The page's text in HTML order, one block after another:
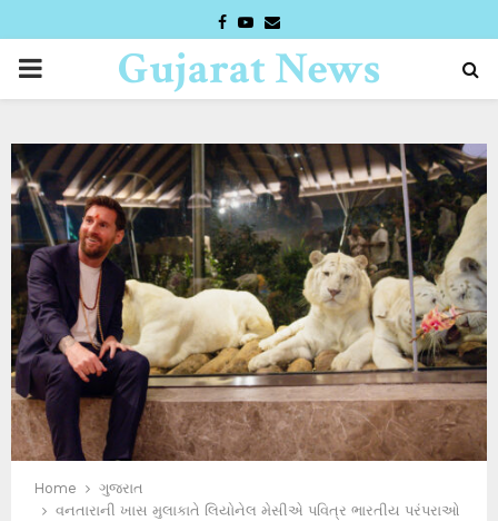
FACEBOOK
YOUTUBE
EMAIL
PRIMARYGujarat News
Home
ગુજરાત
વનતારાની ખાસ મુલાકાતે લિયોનેલ મેસીએ પવિત્ર ભારતીય પરંપરાઓ